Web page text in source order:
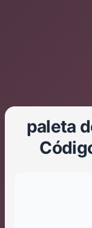
paleta